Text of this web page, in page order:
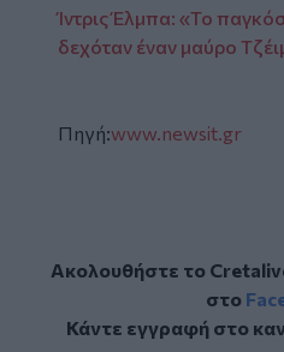
Ίντρις Έλμπα: «Το
δεχόταν έναν μαύρο
Πηγή:www.newsit.gr
Ακολουθήστε το
στο
Κάντε εγγραφή στο